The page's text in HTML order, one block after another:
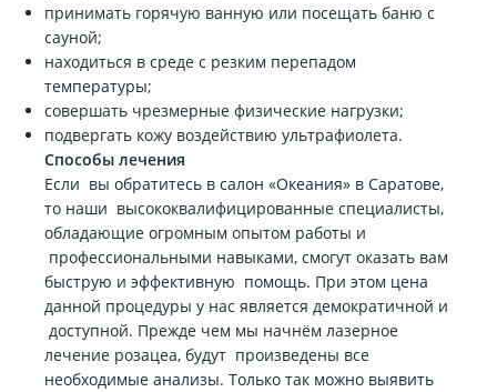
принимать горячую ванную или посещать баню с
сауной;
находиться в среде с резким перепадом
температуры;
совершать чрезмерные физические нагрузки;
подвергать кожу воздействию ультрафиолета.
Способы лечения
Если вы обратитесь в салон «Океания» в Саратове,
то наши высококвалифицированные специалисты,
обладающие огромным опытом работы и
профессиональными навыками, смогут оказать вам
быструю и эффективную помощь. При этом цена
данной процедуры у нас является демократичной и
доступной. Прежде чем мы начнём лазерное
лечение розацеа, будут произведены все
необходимые анализы. Только так можно выявить